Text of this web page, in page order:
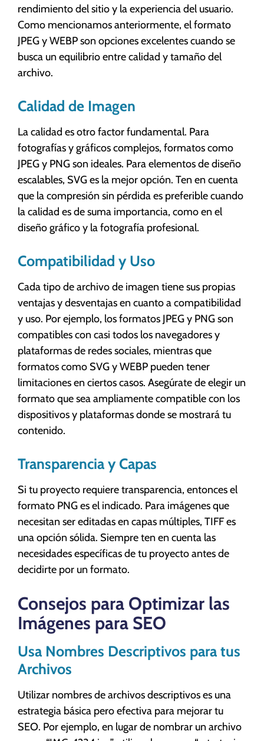
rendimiento del sitio y la experiencia del usuario.
Como mencionamos anteriormente, el formato
JPEG y WEBP son opciones excelentes cuando se
busca un equilibrio entre calidad y tamaño del
archivo.
Calidad de Imagen
La calidad es otro factor fundamental. Para
fotografías y gráficos complejos, formatos como
JPEG y PNG son ideales. Para elementos de diseño
escalables, SVG es la mejor opción. Ten en cuenta
que la compresión sin pérdida es preferible cuando
la calidad es de suma importancia, como en el
diseño gráfico y la fotografía profesional.
Compatibilidad y Uso
Cada tipo de archivo de imagen tiene sus propias
ventajas y desventajas en cuanto a compatibilidad
y uso. Por ejemplo, los formatos JPEG y PNG son
compatibles con casi todos los navegadores y
plataformas de redes sociales, mientras que
formatos como SVG y WEBP pueden tener
limitaciones en ciertos casos. Asegúrate de elegir un
formato que sea ampliamente compatible con los
dispositivos y plataformas donde se mostrará tu
contenido.
Transparencia y Capas
Si tu proyecto requiere transparencia, entonces el
formato PNG es el indicado. Para imágenes que
necesitan ser editadas en capas múltiples, TIFF es
una opción sólida. Siempre ten en cuenta las
necesidades específicas de tu proyecto antes de
decidirte por un formato.
Consejos para Optimizar las
Imágenes para SEO
Usa Nombres Descriptivos para tus
Archivos
Utilizar nombres de archivos descriptivos es una
estrategia básica pero efectiva para mejorar tu
SEO. Por ejemplo, en lugar de nombrar un archivo